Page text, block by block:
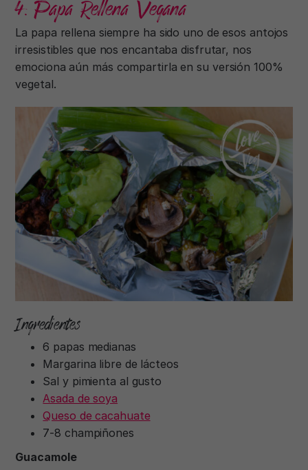
4. Papa Rellena Vegana
La papa rellena siempre ha sido uno de esos antojos
irresistibles que nos encantaba disfrutar, nos
emociona aún más compartirla en su versión 100%
vegetal.
Ingredientes
6 papas medianas
Margarina libre de lácteos
Sal y pimienta al gusto
Asada de soya
Queso de cacahuate
7-8 champiñones
Guacamole